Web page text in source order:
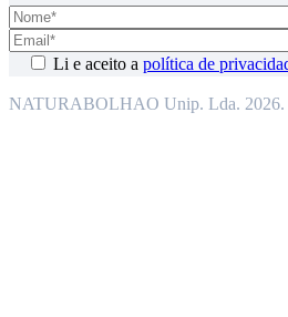
Li e aceito a política de
NATURABOLHAO Unip. Lda. 2026.